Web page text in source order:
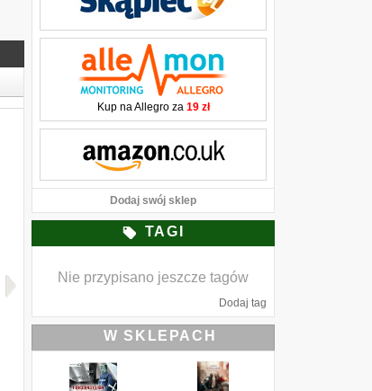
Kup na Allegro za 19 zł
Dodaj swój sklep
TAGI
Nie przypisano jeszcze tagów
Dodaj tag
W SKLEPACH